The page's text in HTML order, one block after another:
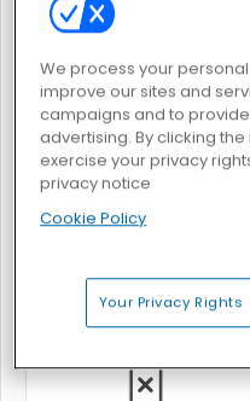
8 Ball Pool with Friends
99 Balls Evo
We process your
improve our sites and
campaigns and to
advertising. By clicking
exercise your privacy
privacy notice
Cookie Policy
Your Privacy Rights